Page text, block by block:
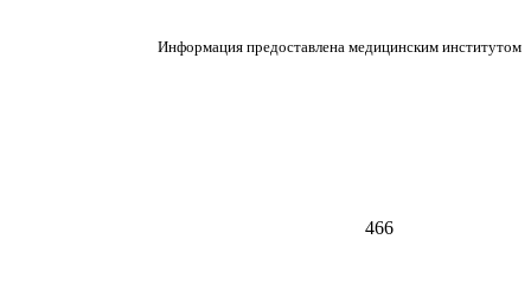
Информация предоставлена медицинским институтом
466